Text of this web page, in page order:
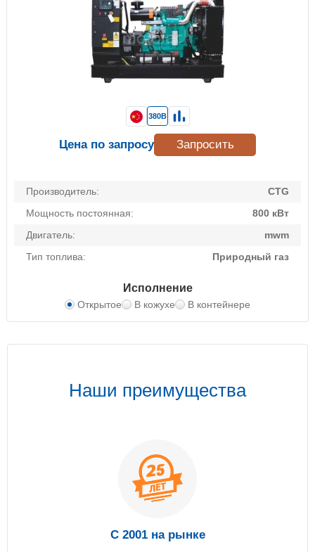
Производитель:
CTG
Мощность постоянная:
800 кВт
Двигатель:
mwm
Тип топлива:
Природный газ
Исполнение
Открытое В кожухе В контейнере
380В
Цена по запросу Запросить
Наши преимущества
С 2001 на рынке